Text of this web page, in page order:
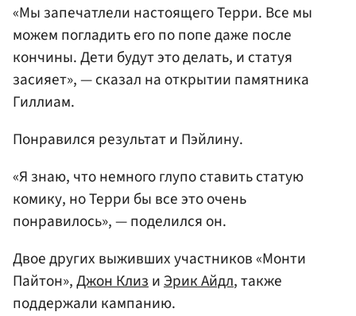
«Мы запечатлели настоящего Терри. Все мы
можем погладить его по попе даже после
кончины. Дети будут это делать, и статуя
засияет», — сказал на открытии памятника
Гиллиам.
Понравился результат и Пэйлину.
«Я знаю, что немного глупо ставить статую
комику, но Терри бы все это очень
понравилось», — поделился он.
Двое других выживших участников «Монти
Пайтон»,Джон КлизиЭрик Айдл, также
поддержали кампанию.